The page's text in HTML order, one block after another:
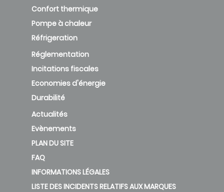
Confort thermique
Pompe à chaleur
Réfrigeration
Réglementation
Incitations fiscales
Economies d'énergie
Durabilité
Actualités
Evènements
PLAN DU SITE
FAQ
INFORMATIONS LÉGALES
LISTE DES INCIDENTS RELATIFS AUX MARQUES